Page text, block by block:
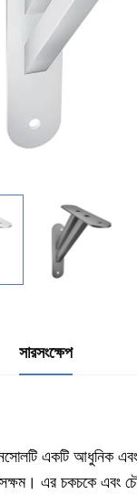
সারসংক্ষেপ
একটি আধুনিক এবং
এর চকচকে এবং